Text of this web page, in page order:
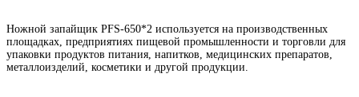
Ножной запайщик PFS-650*2 используется на производственных
площадках, предприятиях пищевой промышленности и торговли для
упаковки продуктов питания, напитков, медицинских препаратов,
металлоизделий, косметики и другой продукции.